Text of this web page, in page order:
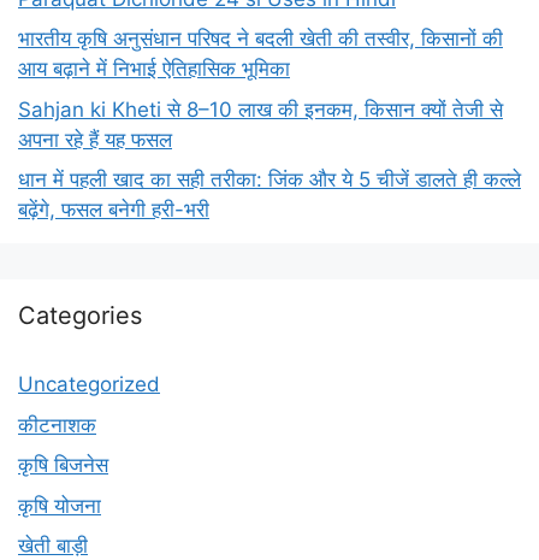
भारतीय कृषि अनुसंधान परिषद ने बदली खेती की तस्वीर, किसानों की
आय बढ़ाने में निभाई ऐतिहासिक भूमिका
Sahjan ki Kheti से 8–10 लाख की इनकम, किसान क्यों तेजी से
अपना रहे हैं यह फसल
धान में पहली खाद का सही तरीका: जिंक और ये 5 चीजें डालते ही कल्ले
बढ़ेंगे, फसल बनेगी हरी-भरी
Categories
Uncategorized
कीटनाशक
कृषि बिजनेस
कृषि योजना
खेती बाड़ी